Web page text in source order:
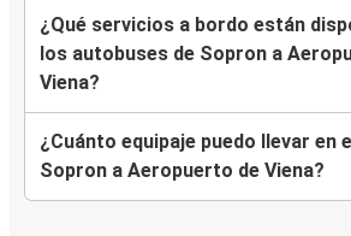
¿Qué servicios a bordo están
los autobuses de Sopron a
Viena?
¿Cuánto equipaje puedo llevar en
Sopron a Aeropuerto de Viena?